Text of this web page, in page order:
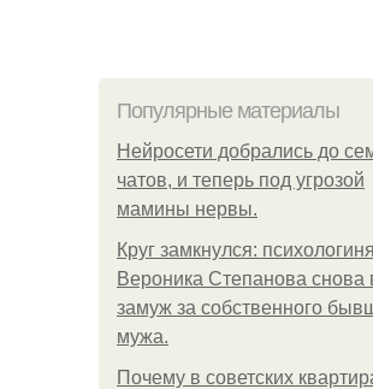
Популярные материалы
Нейросети добрались до
чатов, и теперь под угрозой
мамины нервы.
Круг замкнулся: психологиня
Вероника Степанова
замуж за собственного
мужа.
Почему в советских